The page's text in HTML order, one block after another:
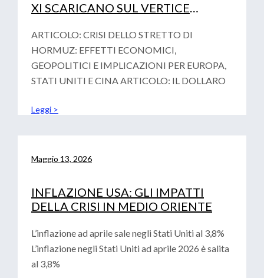
XI SCARICANO SUL VERTICE
VOTALITA’ GEOPOLITICA
ARTICOLO: CRISI DELLO STRETTO DI
HORMUZ: EFFETTI ECONOMICI,
GEOPOLITICI E IMPLICAZIONI PER EUROPA,
STATI UNITI E CINA ARTICOLO: IL DOLLARO
Leggi >
Maggio 13, 2026
INFLAZIONE USA: GLI IMPATTI
DELLA CRISI IN MEDIO ORIENTE
L’inflazione ad aprile sale negli Stati Uniti al 3,8%
L’inflazione negli Stati Uniti ad aprile 2026 è salita
al 3,8%